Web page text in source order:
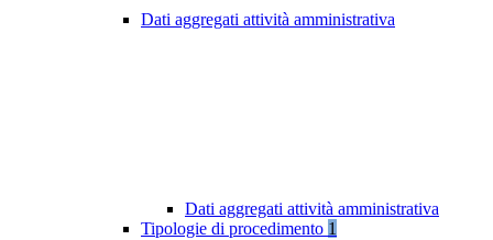
Dati aggregati attività amministrativa
Dati aggregati attività amministrativa
Tipologie di procedimento 1